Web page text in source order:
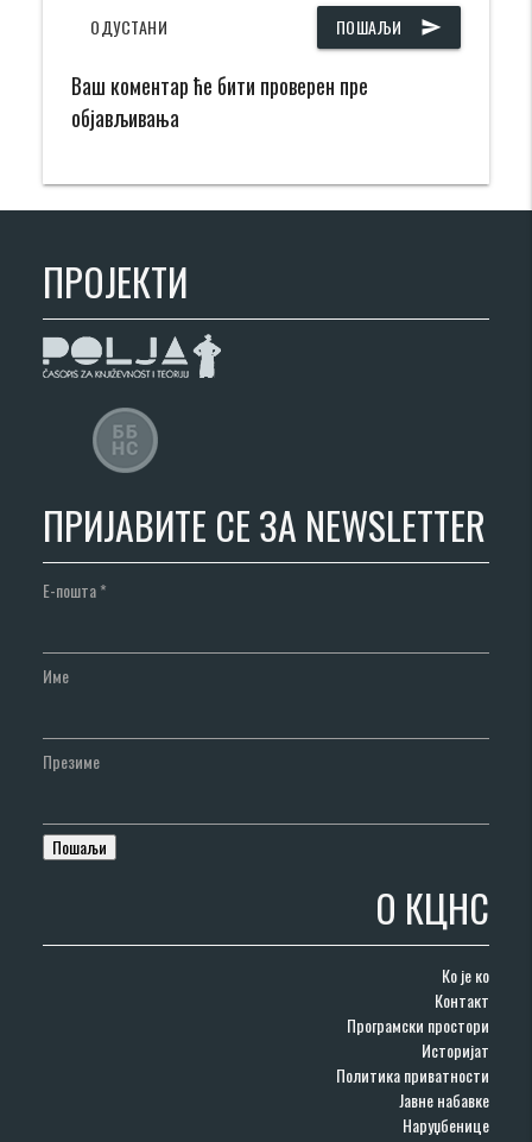
ПОШАЉИ send
ОДУСТАНИ
Ваш коментар ће бити проверен пре
објављивања
ПРОЈЕКТИ
ПРИЈАВИТЕ СЕ ЗА NEWSLETTER
Е-пошта*
Име
Презиме
О КЦНС
Ко је ко
Контакт
Програмски простори
Историјат
Политика приватности
Јавне набавке
Наруџбенице